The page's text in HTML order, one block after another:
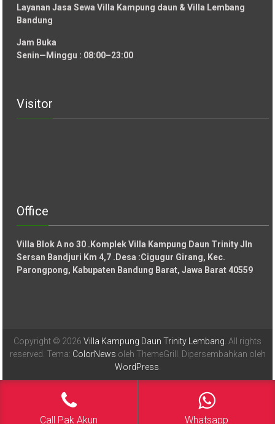
Layanan Jasa Sewa Villa Kampung daun & Villa Lembang
Bandung
Jam Buka
Senin—Minggu : 08:00–23:00
Visitor
Office
Villa Blok A no 30 .Komplek Villa Kampung Daun Trinity Jln
Sersan Bandjuri Km 4,7 .Desa :Cigugur Girang, Kec.
Parongpong, Kabupaten Bandung Barat, Jawa Barat 40559
Copyright © 2026 Villa Kampung Daun Trinity Lembang. All rights
reserved. Tema: ColorNews oleh ThemeGrill. Dipersembahkan oleh
WordPress.
Call Pak Akun Whatsapp